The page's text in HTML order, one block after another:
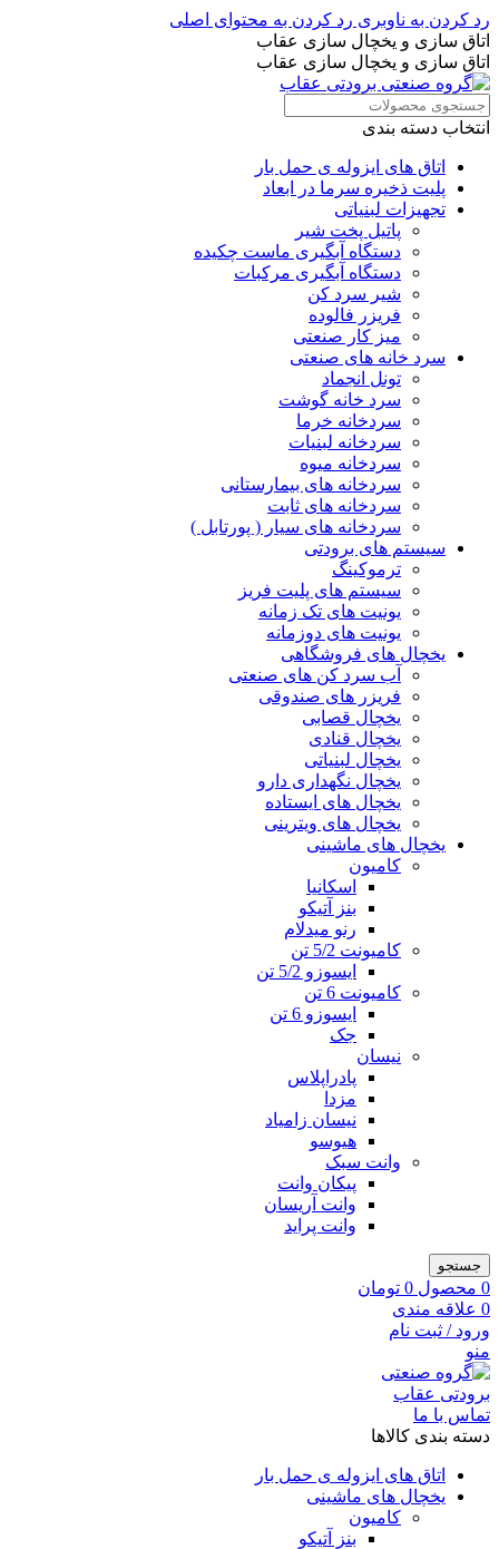
رد کردن به ناوبری رد کردن به محتوای اصلی
اتاق سازی و یخچال سازی عقاب
اتاق سازی و یخچال سازی عقاب
انتخاب دسته بندی
اتاق های ایزوله ی حمل بار
پلیت ذخیره سرما در ابعاد
تجهیزات لبنیاتی
پاتیل پخت شیر
دستگاه آبگیری ماست چکیده
دستگاه آبگیری مرکبات
شیر سرد کن
فریزر فالوده
میز کار صنعتی
سرد خانه های صنعتی
تونل انجماد
سرد خانه گوشت
سردخانه خرما
سردخانه لبنیات
سردخانه میوه
سردخانه های بیمارستانی
سردخانه های ثابت
سردخانه های سیار ( پورتابل )
سیستم های برودتی
ترموکینگ
سیستم های پلیت فریز
یونیت های تک زمانه
یونیت های دوزمانه
یخچال های فروشگاهی
آب سرد کن های صنعتی
فریزر های صندوقی
یخچال قصابی
یخچال قنادی
یخچال لبنیاتی
یخچال نگهداری دارو
یخچال های ایستاده
یخچال های ویترینی
یخچال های ماشینی
کامیون
اسکانیا
بنز آتیکو
رنو میدلام
کامیونت 5/2 تن
ایسوزو 5/2 تن
کامیونت 6 تن
ایسوزو 6 تن
جک
نیسان
پادراپلاس
مزدا
نیسان زامیاد
هیوسو
وانت سبک
پیکان وانت
وانت آریسان
وانت پراید
جستجو
0 محصول 0 تومان
0 علاقه مندی
ورود / ثبت نام
منو
تماس با ما
دسته بندی کالاها
اتاق های ایزوله ی حمل بار
یخچال های ماشینی
کامیون
بنز آتیکو